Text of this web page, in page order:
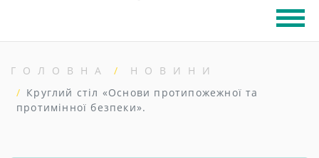
ГОЛОВНА
НОВИНИ
Круглий стіл «Основи протипожежної та
протимінної безпеки».